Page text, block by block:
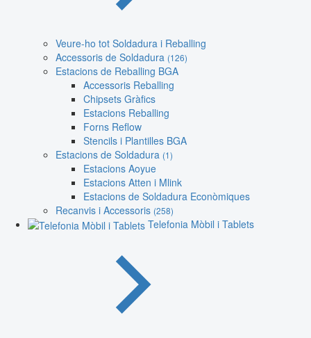
Veure-ho tot Soldadura i Reballing
Accessoris de Soldadura (126)
Estacions de Reballing BGA
Accessoris Reballing
Chipsets Gràfics
Estacions Reballing
Forns Reflow
Stencils i Plantilles BGA
Estacions de Soldadura (1)
Estacions Aoyue
Estacions Atten i Mlink
Estacions de Soldadura Econòmiques
Recanvis i Accessoris (258)
Telefonia Mòbil i Tablets